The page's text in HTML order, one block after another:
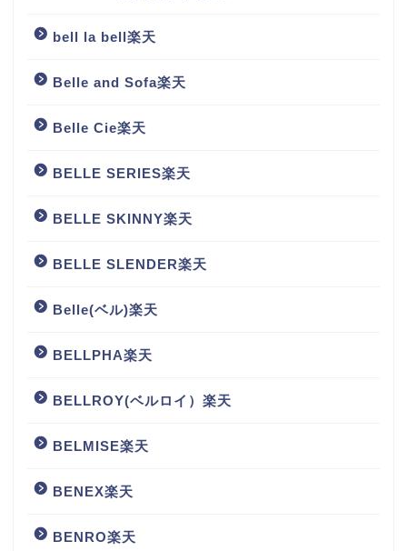
bell la bell楽天
Belle and Sofa楽天
Belle Cie楽天
BELLE SERIES楽天
BELLE SKINNY楽天
BELLE SLENDER楽天
Belle(ベル)楽天
BELLPHA楽天
BELLROY(ベルロイ）楽天
BELMISE楽天
BENEX楽天
BENRO楽天